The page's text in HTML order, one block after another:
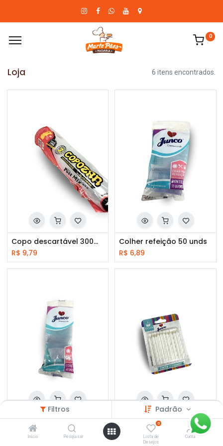
Filtros Padrão
Início Pesquisar
0
Lista de
Desejos
Conta
0
Loja 6 itens encontrados.
Copo descartável 300ml 50unds
R$ 9,79
Colher refeição 50 unds
R$ 6,89
Garfo Refeição 50 unds
6,89
Vela de aniversário palito azul- rosa - branca 20 und
R$